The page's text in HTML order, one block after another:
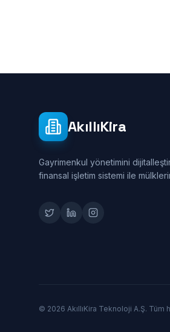
AkıllıKira
Gayrimenkul yönetimini
finansal işletim sistemi ile
© 2026 AkıllıKira Teknoloji A.Ş. Tüm